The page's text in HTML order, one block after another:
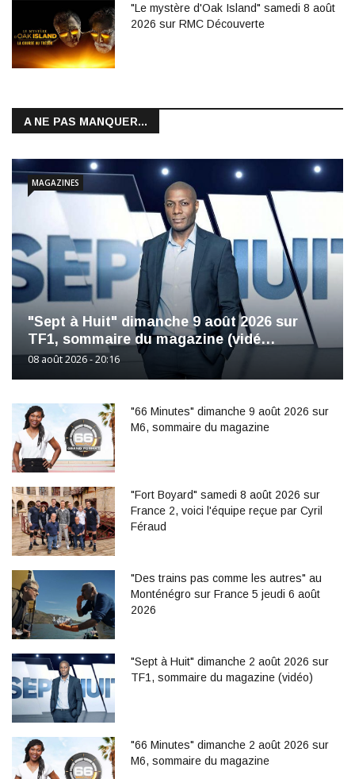
"Le mystère d'Oak Island" samedi 8 août
2026 sur RMC Découverte
A NE PAS MANQUER...
"Sept à Huit" dimanche 9 août 2026 sur
TF1, sommaire du magazine (vidé…
08 août 2026 - 20:16
MAGAZINES
"66 Minutes" dimanche 9 août 2026 sur
M6, sommaire du magazine
"Fort Boyard" samedi 8 août 2026 sur
France 2, voici l'équipe reçue par Cyril
Féraud
"Des trains pas comme les autres" au
Monténégro sur France 5 jeudi 6 août
2026
"Sept à Huit" dimanche 2 août 2026 sur
TF1, sommaire du magazine (vidéo)
"66 Minutes" dimanche 2 août 2026 sur
M6, sommaire du magazine